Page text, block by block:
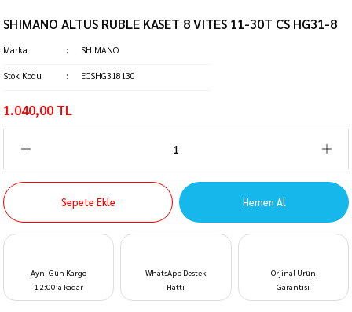
SHIMANO ALTUS RUBLE KASET 8 VITES 11-30T CS HG31-8
Marka SHIMANO
Stok Kodu ECSHG318130
1.040,00 TL
Sepete Ekle Hemen Al
Aynı Gün Kargo
12:00’a kadar
WhatsApp Destek
Hattı
Orjinal Ürün
Garantisi